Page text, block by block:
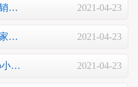
销… 2021-04-23
家… 2021-04-23
小… 2021-04-23